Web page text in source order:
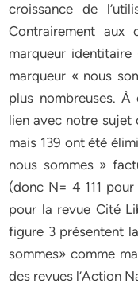
croissance de
Contrairement aux
marqueur
marqueur « nous
plus nombreuses.
lien avec notre sujet
mais 139 ont été
nous sommes »
(donc N= 4 111
pour la revue Cité
figure 3 présentent
sommes» comme
des revues l’Action